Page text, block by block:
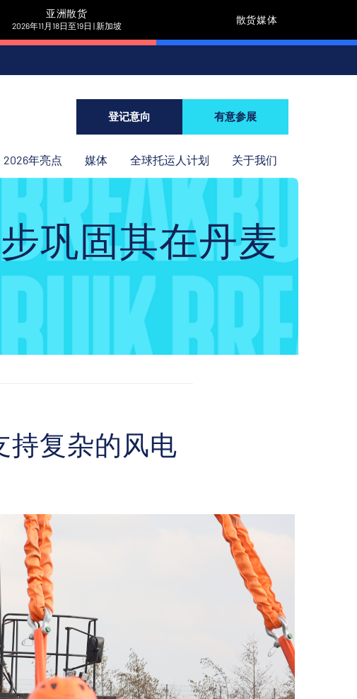
亚洲散货
2026年11月18日至19日 | 新加坡
散货媒体
登记意向 有意参展
2026年亮点 媒体 全球托运人计划 关于我们
巩固其在丹麦
持复杂的风电